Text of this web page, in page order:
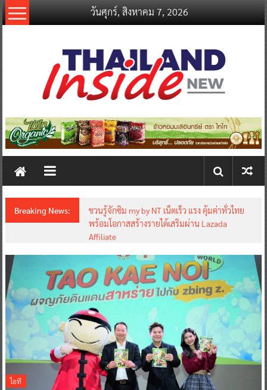
Skip
to
วันศุกร์, สิงหาคม 7, 2026
thailandinsidenew.com
Thailand
New
Breaking News:
ชวนรู้จักซิม my by NT เน็ตเร็ว แรง คุ้มค่าทั่วไทย
พร้อมโอกาสสร้างรายได้เสริมผ่าน Lazada
Affiliate
ไอที